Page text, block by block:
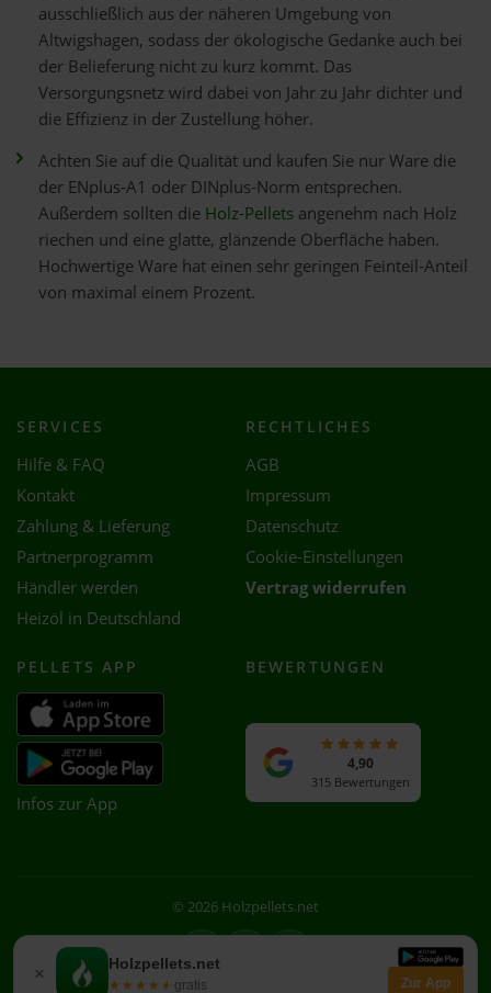
ausschließlich aus der näheren Umgebung von
Altwigshagen, sodass der ökologische Gedanke auch bei
der Belieferung nicht zu kurz kommt. Das
Versorgungsnetz wird dabei von Jahr zu Jahr dichter und
die Effizienz in der Zustellung höher.
Achten Sie auf die Qualität und kaufen Sie nur Ware die
der ENplus-A1 oder DINplus-Norm entsprechen.
Außerdem sollten die Holz-Pellets angenehm nach Holz
riechen und eine glatte, glänzende Oberfläche haben.
Hochwertige Ware hat einen sehr geringen Feinteil-Anteil
von maximal einem Prozent.
× Holzpellets.net
★★★★★
★★★★★ gratis Zur App
SERVICES
Hilfe & FAQ
Kontakt
Zahlung & Lieferung
Partnerprogramm
Händler werden
Heizöl in Deutschland
RECHTLICHES
AGB
Impressum
Datenschutz
Cookie-Einstellungen
Vertrag widerrufen
PELLETS APP
Infos zur App
BEWERTUNGEN
4,90
315 Bewertungen
© 2026 Holzpellets.net
Facebook